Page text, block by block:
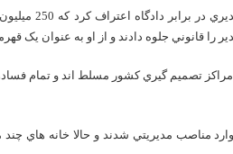
رييس جمهور تصريح
قانوني جلوه دادند و از او به عنوان يک
کرد: متاسفانه يک گروه 150 تا 200 نفره در مراکز تصميم گيري
مناصب مديريتي شدند و حالا خانه هاي چند